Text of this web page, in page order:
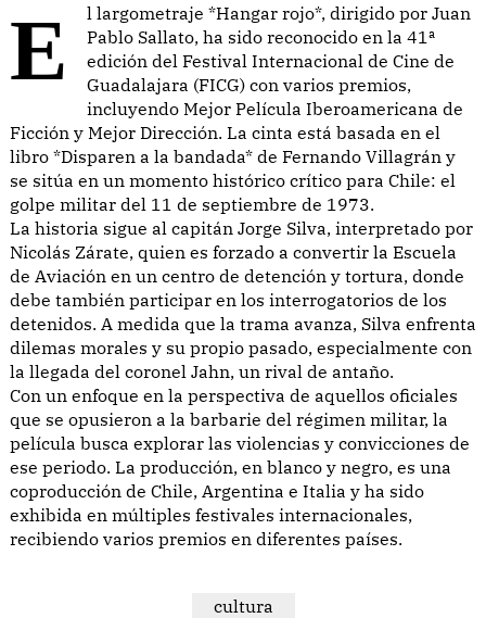
El largometraje *Hangar rojo*, dirigido por Juan
Pablo Sallato, ha sido reconocido en la 41ª
edición del Festival Internacional de Cine de
Guadalajara (FICG) con varios premios,
incluyendo Mejor Película Iberoamericana de
Ficción y Mejor Dirección. La cinta está basada en el
libro *Disparen a la bandada* de Fernando Villagrán y
se sitúa en un momento histórico crítico para Chile: el
golpe militar del 11 de septiembre de 1973.
La historia sigue al capitán Jorge Silva, interpretado por
Nicolás Zárate, quien es forzado a convertir la Escuela
de Aviación en un centro de detención y tortura, donde
debe también participar en los interrogatorios de los
detenidos. A medida que la trama avanza, Silva enfrenta
dilemas morales y su propio pasado, especialmente con
la llegada del coronel Jahn, un rival de antaño.
Con un enfoque en la perspectiva de aquellos oficiales
que se opusieron a la barbarie del régimen militar, la
película busca explorar las violencias y convicciones de
ese periodo. La producción, en blanco y negro, es una
coproducción de Chile, Argentina e Italia y ha sido
exhibida en múltiples festivales internacionales,
recibiendo varios premios en diferentes países.
cultura